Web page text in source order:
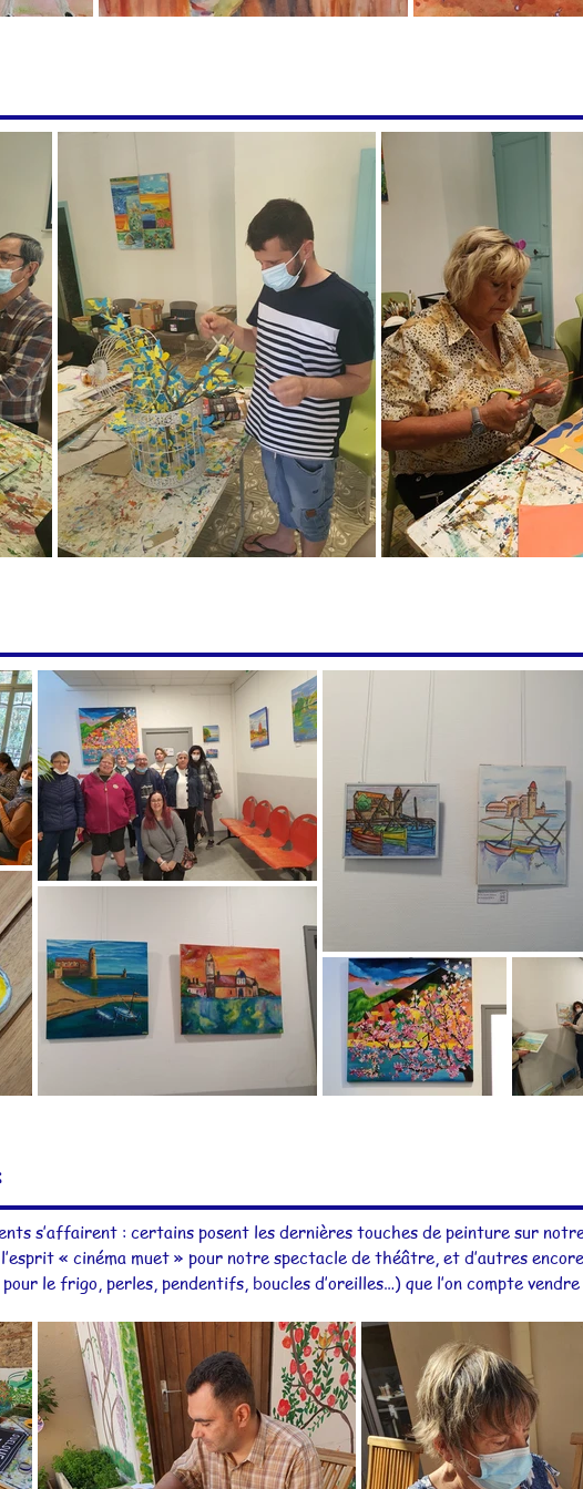
s’affairent : certains posent les dernières touches de peinture sur
« cinéma muet » pour notre spectacle de théâtre, et d’autres
le frigo, perles, pendentifs, boucles d’oreilles…) que l’on compte